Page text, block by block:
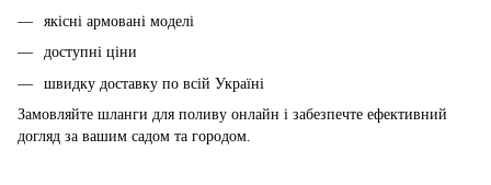
якісні армовані моделі
доступні ціни
швидку доставку по всій Україні
Замовляйте шланги для поливу онлайн і забезпечте ефективний
догляд за вашим садом та городом.